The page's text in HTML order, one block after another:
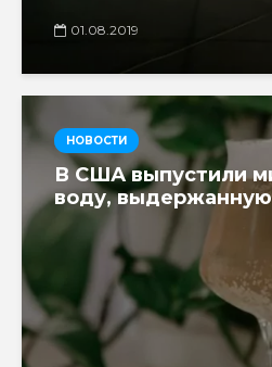
01.08.2019
НОВОСТИ
В США выпустили
воду, выдержанную